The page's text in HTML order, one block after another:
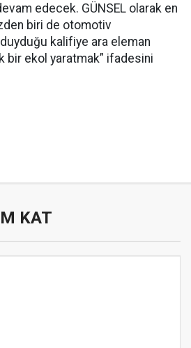
edecek. GÜNSEL olarak en
biri de otomotiv
kalifiye ara eleman
bir ekol yaratmak” ifadesini
KAT